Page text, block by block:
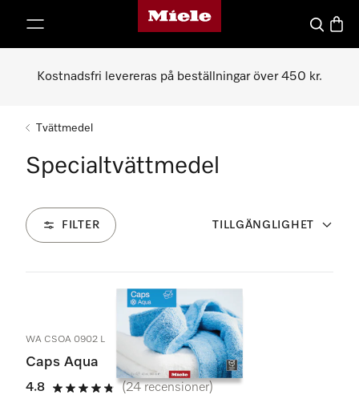
Mieles hemsida
Sök
Kostnadsfri levereras på beställningar över 450 kr.
Tvättmedel
Specialtvättmedel
FILTER TILLGÄNGLIGHET
11 Produkter
WA CSOA 0902 L
Caps Aqua
4.8
4.8 stars out of 5
(24 recensioner)